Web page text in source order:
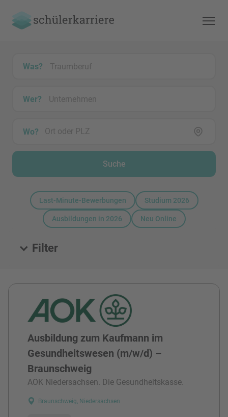
Was?
Wer?
Wo?
Suche
Last-Minute-Bewerbungen Studium 2026
Ausbildungen in 2026 Neu Online
Filter
Alle Stellen
Ausbildung zum Kaufmann im
Gesundheitswesen (m/w/d) –
Braunschweig
AOK Niedersachsen. Die Gesundheitskasse.
Braunschweig, Niedersachsen